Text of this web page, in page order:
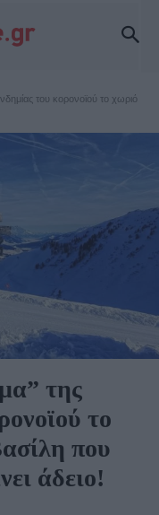
του κορονοϊού το χωριό
της
το
που
άδειο!